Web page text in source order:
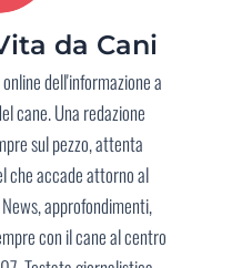
da Cani
dell'informazione a
cane. Una redazione
sul pezzo, attenta
che accade attorno al
approfondimenti,
con il cane al centro